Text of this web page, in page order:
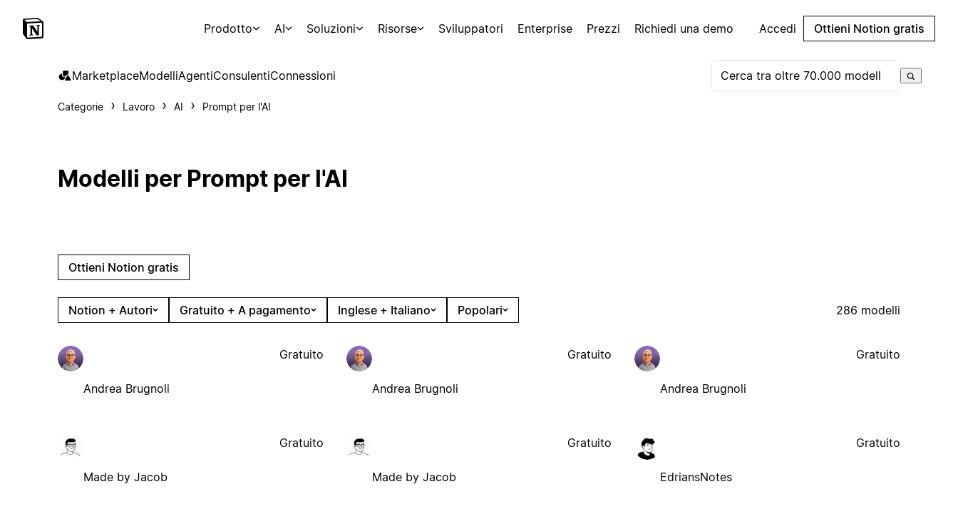
Prodotto AI Soluzioni Risorse Sviluppatori Enterprise Prezzi Richiedi una demo Accedi Ottieni Notion gratis
MarketplaceModelliAgentiConsulentiConnessioni
Categorie Lavoro AI Prompt per l'AI
Modelli per Prompt per l'AI
Ottieni Notion gratis
Notion + Autori Gratuito + A pagamento Inglese + Italiano Popolari 286 modelli
Andrea Brugnoli
Gratuito
Andrea Brugnoli
Gratuito
Andrea Brugnoli
Gratuito
Made by Jacob
Gratuito
Made by Jacob
Gratuito
EdriansNotes
Gratuito